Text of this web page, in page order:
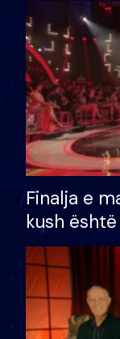
Finalja e
kush
shtëpinë
të fituar